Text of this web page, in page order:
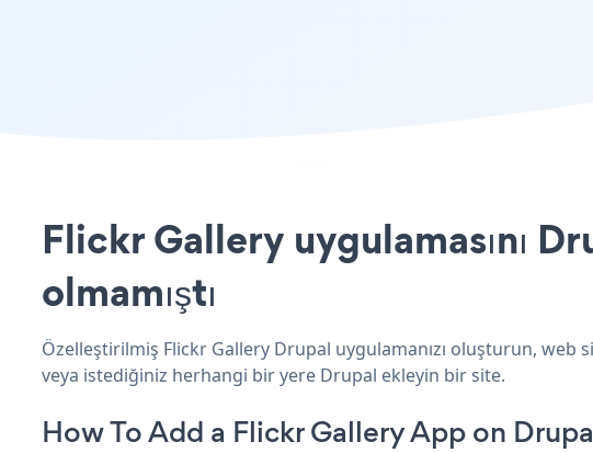
Flickr Gallery uygulamasını
olmamıştı
Özelleştirilmiş Flickr Gallery Drupal uygulamanızı oluşturun, web
veya istediğiniz herhangi bir yere Drupal ekleyin bir site.
How To Add a Flickr Gallery App on